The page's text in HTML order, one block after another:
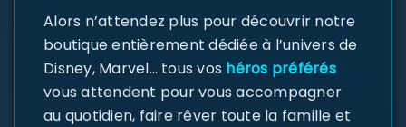
Alors n’attendez plus pour découvrir notre
boutique entièrement dédiée à l’univers de
Disney, Marvel… tous vos héros préférés
vous attendent pour vous accompagner
au quotidien, faire rêver toute la famille et